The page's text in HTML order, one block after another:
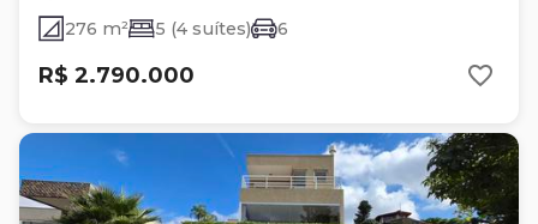
276 m² 5 (4 suítes) 6
R$ 2.790.000